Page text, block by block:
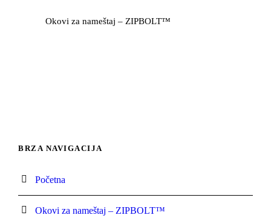
Okovi za nameštaj – ZIPBOLT™
BRZA NAVIGACIJA
Početna
Okovi za nameštaj – ZIPBOLT™